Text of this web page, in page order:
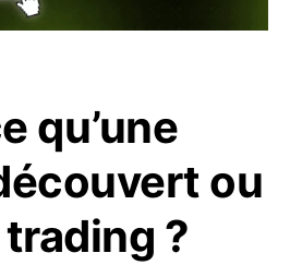
qu’une
ou
?